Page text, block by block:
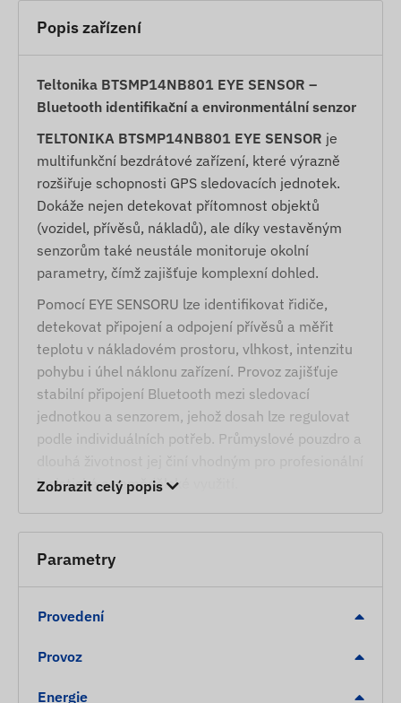
Popis zařízení
Teltonika BTSMP14NB801 EYE SENSOR –
Bluetooth identifikační a environmentální senzor
TELTONIKA BTSMP14NB801 EYE SENSOR je
multifunkční bezdrátové zařízení, které výrazně
rozšiřuje schopnosti GPS sledovacích jednotek.
Dokáže nejen detekovat přítomnost objektů
(vozidel, přívěsů, nákladů), ale díky vestavěným
senzorům také neustále monitoruje okolní
parametry, čímž zajišťuje komplexní dohled.
Pomocí EYE SENSORU lze identifikovat řidiče,
detekovat připojení a odpojení přívěsů a měřit
teplotu v nákladovém prostoru, vlhkost, intenzitu
pohybu i úhel náklonu zařízení. Provoz zajišťuje
stabilní připojení Bluetooth mezi sledovací
jednotkou a senzorem, jehož dosah lze regulovat
podle individuálních potřeb. Průmyslové pouzdro a
logistické a zemědělské využití.
Služby, vlastnosti
Bluetooth připojení kompatibilní se sledovacími
nebo jeho opuštění.
Podpora vnitřního určování polohy i tam, kde
Zobrazit celý popis
Parametry
Provedení
Provoz
Energie